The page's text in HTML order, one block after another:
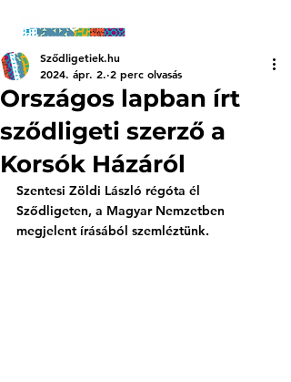
Országos lapban írt
sződligeti szerző a
Korsók Házáról
Sződligetiek.hu
2024. ápr. 2. 2 perc olvasás
Szentesi Zöldi László régóta él
Sződligeten, a Magyar Nemzetben
megjelent írásából szemléztünk.